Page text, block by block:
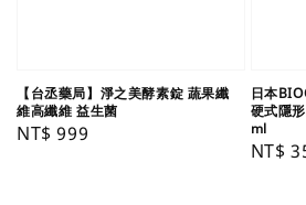
【台丞藥局】淨之美酵素錠 蔬果纖
維高纖維 益生菌
Regular
NT$ 999
日本
硬式隱
ml
NT$